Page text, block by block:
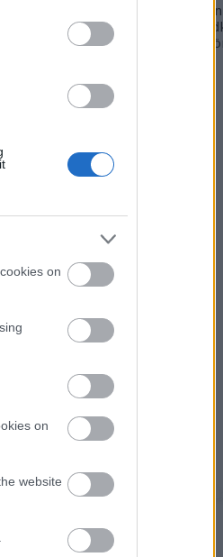
on
on
website
nagyvilágban, a táguló
pillanatra sem
ahogy én látom.
DRKUKTA